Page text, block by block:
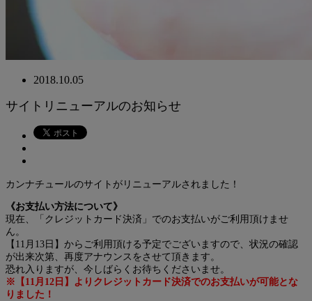
2018.10.05
サイトリニューアルのお知らせ
カンナチュールのサイトがリニューアルされました！
《お支払い方法について》
現在、「クレジットカード決済」でのお支払いがご利用頂けませ
ん。
【11月13日】からご利用頂ける予定でございますので、状況の確認
が出来次第、再度アナウンスをさせて頂きます。
恐れ入りますが、今しばらくお待ちくださいませ。
※【11月12日】よりクレジットカード決済でのお支払いが可能とな
りました！